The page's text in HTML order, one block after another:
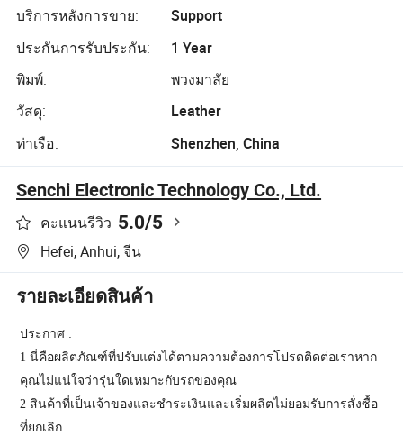
บริการหลังการขาย:
Support
ประกันการรับประกัน:
1 Year
พิมพ์:
พวงมาลัย
วัสดุ:
Leather
ท่าเรือ:
Shenzhen, China
Senchi Electronic Technology Co., Ltd.
คะแนนรีวิว 5.0/5
Hefei, Anhui, จีน
รายละเอียดสินค้า
ประกาศ :
1 นี่คือผลิตภัณฑ์ที่ปรับแต่งได้ตามความต้องการโปรดติดต่อเราหาก
คุณไม่แน่ใจว่ารุ่นใดเหมาะกับรถของคุณ
2 สินค้าที่เป็นเจ้าของและชำระเงินและเริ่มผลิตไม่ยอมรับการสั่งซื้อ
ที่ยกเลิก